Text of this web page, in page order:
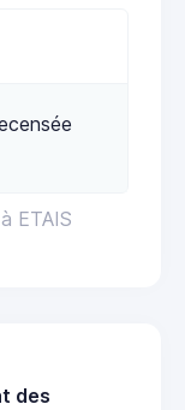
ETAIS
des